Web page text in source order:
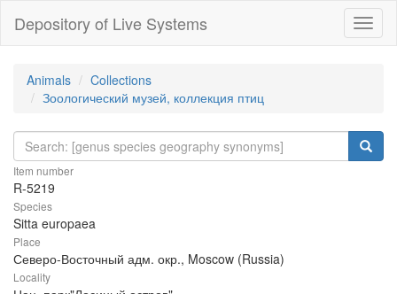
Depository of Live Systems
Animals
Collections
Зоологический музей, коллекция птиц
Item number
R-5219
Species
Sitta europaea
Place
Северо-Восточный адм. окр., Moscow (Russia)
Locality